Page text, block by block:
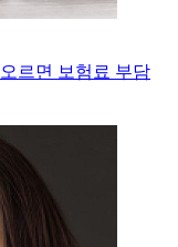
르면 보험료 부담